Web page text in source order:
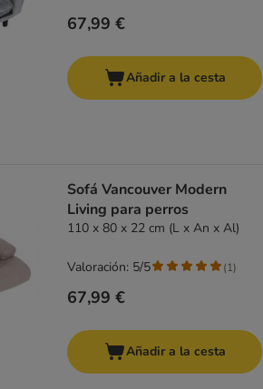
67,99 €
Añadir a la cesta
Sofá Vancouver Modern
Living para perros
110 x 80 x 22 cm (L x An x Al)
67,99 €
Valoración: 5/5 (1)
Añadir a la cesta